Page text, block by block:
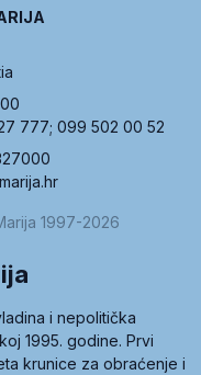
777; 099 502 00 52
1997-2026
i nepolitička
1995. godine. Prvi
krunice za obraćenje i